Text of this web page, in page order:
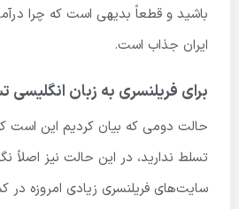
باشید و قطعاً بدیهی است که چرا
ایران جذاب است.
برای فریلنسری به زبان انگلیسی
حالت دومی که بیان کردیم این است
تسلط ندارید، در این حالت نیز اصلاً
سایت‌های فریلنسری زیادی امروزه